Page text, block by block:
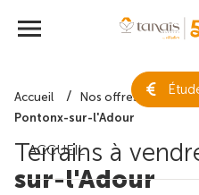
ACCUEIL
Accueil Nos offres de terrain
Pontonx-sur-l'Adour
Terrains à
sur-l'Adour